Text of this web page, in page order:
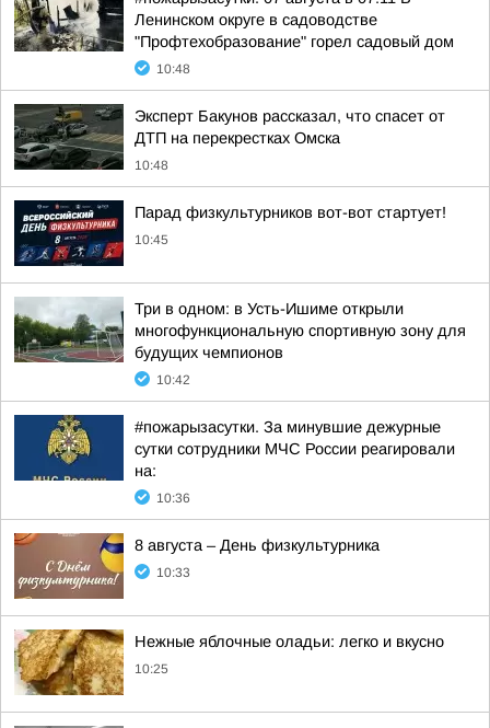
Ленинском округе в садоводстве
"Профтехобразование" горел садовый дом
10:48
Эксперт Бакунов рассказал, что спасет от
ДТП на перекрестках Омска
10:48
Парад физкультурников вот-вот стартует!
10:45
Три в одном: в Усть-Ишиме открыли
многофункциональную спортивную зону для
будущих чемпионов
10:42
#пожарызасутки. За минувшие дежурные
сутки сотрудники МЧС России реагировали
на:
10:36
8 августа – День физкультурника
10:33
Нежные яблочные оладьи: легко и вкусно
10:25